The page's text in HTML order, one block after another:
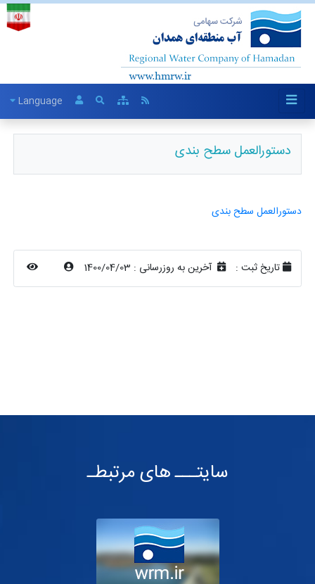
Language
دستورالعمل سطح بندی
دستورالعمل سطح بندی
تاریخ ثبت : آخرین به روزرسانی : 1400/04/03
سایتـــ های مرتبطـ